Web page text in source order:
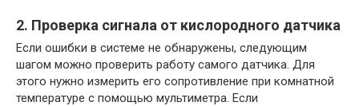
2. Проверка сигнала от кислородного датчика
Если ошибки в системе не обнаружены, следующим
шагом можно проверить работу самого датчика. Для
этого нужно измерить его сопротивление при комнатной
температуре с помощью мультиметра. Если